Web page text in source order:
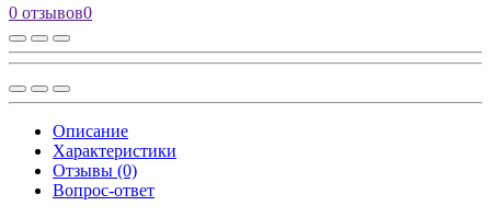
0 отзывов0
Описание
Характеристики
Отзывы (0)
Вопрос-ответ